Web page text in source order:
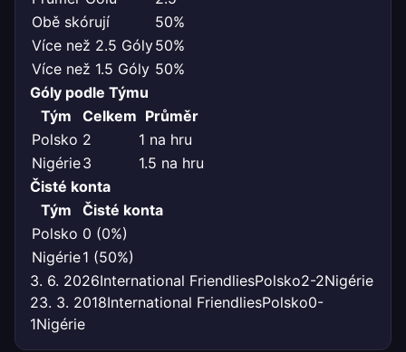
Obě skórují
50%
Více než 2.5 Góly50%
Více než 1.5 Góly 50%
Góly podle Týmu
Tým
Celkem Průměr
Polsko 2
1 na hru
Nigérie3
1.5 na hru
Čisté konta
Tým
Čisté konta
Polsko 0 (0%)
Nigérie1 (50%)
3. 6. 2026International FriendliesPolsko2-2Nigérie
23. 3. 2018International FriendliesPolsko0-
1Nigérie